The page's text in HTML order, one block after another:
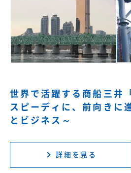
世界で活躍する商船三井
スピーディに、前向きに
とビジネス～
詳細を見る